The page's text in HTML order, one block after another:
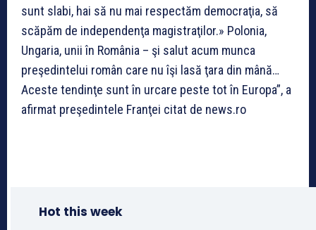
sunt slabi, hai să nu mai respectăm democraţia, să
scăpăm de independenţa magistraţilor.» Polonia,
Ungaria, unii în România – şi salut acum munca
preşedintelui român care nu îşi lasă ţara din mână…
Aceste tendinţe sunt în urcare peste tot în Europa”, a
afirmat preşedintele Franţei citat de news.ro
Hot this week